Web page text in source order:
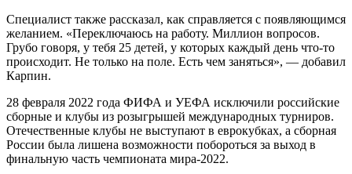
Специалист также рассказал, как справляется с появляющимся
желанием. «Переключаюсь на работу. Миллион вопросов.
Грубо говоря, у тебя 25 детей, у которых каждый день что-то
происходит. Не только на поле. Есть чем заняться», — добавил
Карпин.
28 февраля 2022 года ФИФА и УЕФА исключили российские
сборные и клубы из розыгрышей международных турниров.
Отечественные клубы не выступают в еврокубках, а сборная
России была лишена возможности побороться за выход в
финальную часть чемпионата мира-2022.